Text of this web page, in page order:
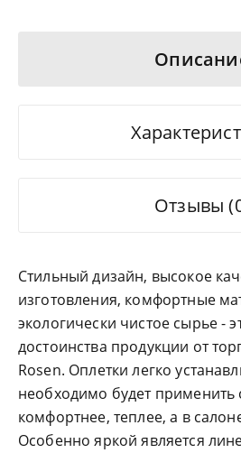
Отзывы
Стильный дизайн, высокое
изготовления, комфортные
экологически чистое сырье -
достоинства продукции от
Rosen. Оплетки легко
необходимо будет применить
комфортнее, теплее, а в
Особенно яркой является